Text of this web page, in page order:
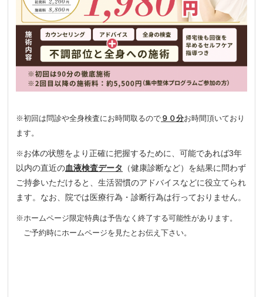
※初回は問診や全身検査にお時間取るので ９０分お時間頂いており
ます。
※ お体の状態をより正確に把握するために、可能であれば3年
以内の直近の血液検査データ
（健康診断など）を結果に問わず
ご持参いただけると、生活習慣のアドバイスなどに役立てられ
ます。なお、院では医療行為・診断行為は行っておりません。
※ホームページ限定特典は予告なく終了する可能性があります。
ご予約時にホームページを見たとお伝え下さい。